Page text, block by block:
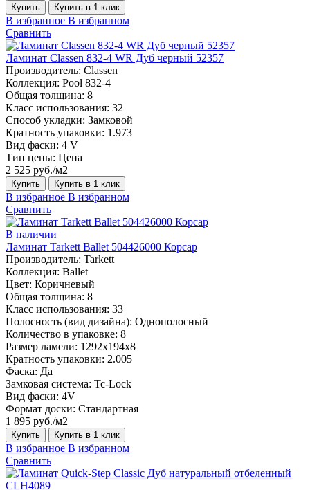
Купить Купить в 1 клик
В избранное В избранном
Сравнить
Ламинат Classen 832-4 WR Дуб черный 52357
Производитель: Classen
Коллекция: Pool 832-4
Общая толщина: 8
Класс использования: 32
Способ укладки: Замковой
Кратность упаковки: 1.973
Вид фаски: 4 V
Тип цены: Цена
2 525 руб./м2
Купить Купить в 1 клик
В избранное В избранном
Сравнить
В наличии
Ламинат Tarkett Ballet 504426000 Корсар
Производитель: Tarkett
Коллекция: Ballet
Цвет: Коричневый
Общая толщина: 8
Класс использования: 33
Полосность (вид дизайна): Однополосный
Количество в упаковке: 8
Размер ламели: 1292х194х8
Кратность упаковки: 2.005
Фаска: Да
Замковая система: Tc-Lock
Вид фаски: 4V
Формат доски: Стандартная
1 895 руб./м2
Купить Купить в 1 клик
В избранное В избранном
Сравнить